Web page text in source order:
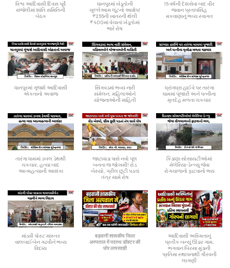
વિશ્વ આદિવાસી દિવસ પૂર્વે
સંજેલીમાં શાંતિ સમિતિની
બેઠક
ધાનપુરમાં ખેડૂતોની
ખુલ્લેઆમ લૂંટનો આક્ષેપ!
₹266ની ખાતરની થેલી
₹400માં વેચાતાં ખેડૂતોમાં
ભારે રોષ
16 વર્ષની દેશસેવા બાદ વીર
જવાન પ્રતાપસિંહ
મકવાણાનું ભવ્ય સ્વાગત
ધાનપુરમાં ગૂંજશે આદિવાસી
એકતાનો અવાજ
સિંગવડમાં ભવ્ય નારી
સંમેલન, મહિલાઓને
યોજનાઓની માહિતી
ધ્રાંગધ્રા હાઈવે પર તારંગા
ધામમાં પૂજારી અને પત્નીના
મૃતદેહ મળતા ચકચાર
તારંગા ધામમાં ડબલ ડેથથી
ચકચાર, હત્યા બાદ
આત્મહત્યાની આશંકા
જાટાવાડા પાસે નવો પૂલ
બનતા જ જોખમી! રોડ
બેસ્યો, ગ્રીલ છૂટી પડતાં
તંત્ર સામે રોષ
કિડાણા સોસાયટીઓમાં
મેલેરિયા-ડેન્ગ્યુ જેવા
રોગચાળાનો ફાટવાનો ભય
માંડવી પોસ્ટ માસ્તર
વાલબાઈબેન ગઢવીને ભવ્ય
વિદાય
बड़वानी शासकीय जिला
अस्पताल में पदस्थ डॉक्टर की
घोर लापरवाही
આદિવાસી અસ્મિતાનું
પ્રતીક બન્યું ઊંડાર ગામ,
ભગવાન બિરસા મુંડાની
પ્રતિમા સ્થાપનાથી ગૌરવની
લાગણી